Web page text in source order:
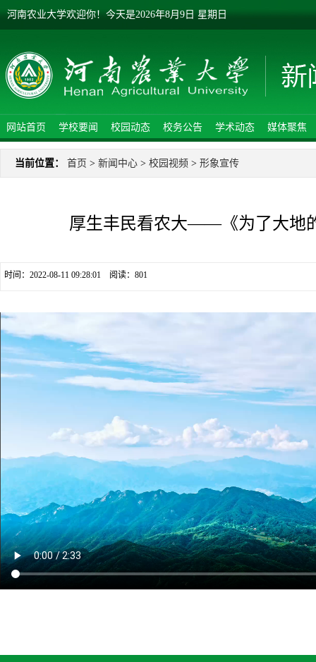
河南农业大学欢迎你！ 今天是2026年8月9日 星期日
网站首页 学校要闻 校园动态 校务公告 学术动态 媒体聚焦
当前位置： 首页 > 新闻中心 > 校园视频 > 形象宣传
厚生丰民看农大——《为了大地
时间：2022-08-11 09:28:01 阅读： 801